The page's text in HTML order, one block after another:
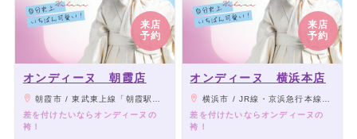
オンディーヌ 立川髙島屋S.C.店
オンディーヌ 梅田本店
オンディーヌ 神戸三宮店
オンディーヌ 長岡店
オンディーヌ 伊勢崎店
オンディーヌ アクロス福岡本店
来店
予約
オンディーヌ 朝霞店
朝霞市 / 東武東上線「朝霞駅」東口より徒歩2分
差を付けたいならオンディーヌの
袴！
来店
予約
オンディーヌ 横浜本店
横浜市 / JR線・京浜急行本線「横浜駅」より徒歩3分、東急東横線・みなとみらい線「横浜駅」より徒歩5分
差を付けたいならオンディーヌの
袴！